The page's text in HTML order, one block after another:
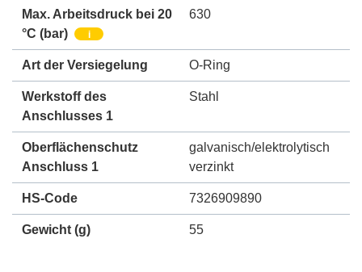
Max. Arbeitsdruck bei 20
°C (bar)
i
630
Art der Versiegelung O-Ring
Werkstoff des
Anschlusses 1
Stahl
Oberflächenschutz
Anschluss 1
galvanisch/elektrolytisch
verzinkt
HS-Code 7326909890
Gewicht (g) 55